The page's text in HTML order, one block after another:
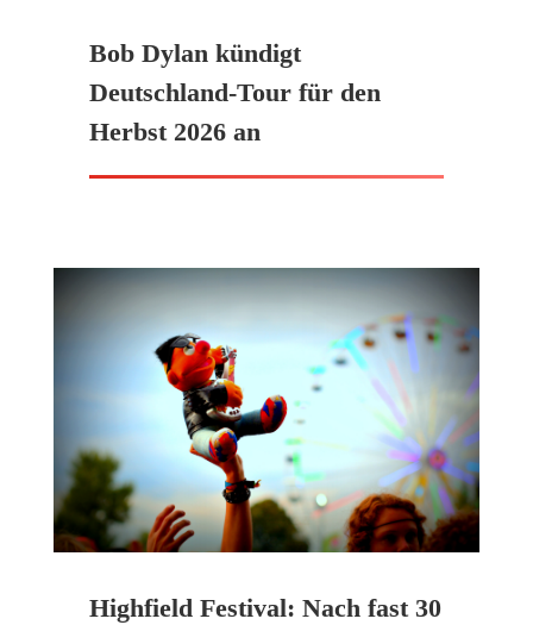
Bob Dylan kündigt
Deutschland-Tour für den
Herbst 2026 an
Highfield Festival: Nach fast 30